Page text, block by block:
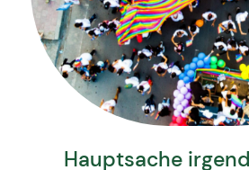
Hauptsache